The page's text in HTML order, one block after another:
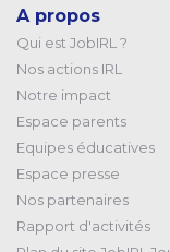
A propos
Qui est JobIRL ?
Nos actions IRL
Notre impact
Espace parents
Equipes éducatives
Espace presse
Nos partenaires
Rapport d'activités